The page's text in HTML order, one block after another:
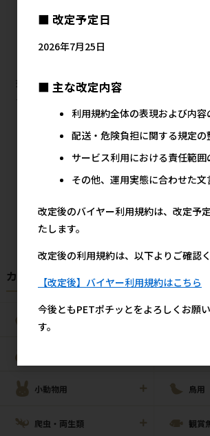
薄型ペットシーツ ワイド 1ケー
ス（600枚入）
参考上代 20,600円
すべて
カテゴリから探す
小動物用 鳥用
爬虫・両生類 観賞
■ 改定予定日
2026年7月25日
■ 主な改定内容
利用規約全体の表現および内容
配送・危険負担に関する規定の
サービス利用における責任範囲
その他、運用実態に合わせた文
改定後のバイヤー利用規約は、改定予
たします。
改定後の利用規約は、以下よりご確認く
【改定後】バイヤー利用規約はこちら
今後ともPETポチッとをよろしくお願
す。